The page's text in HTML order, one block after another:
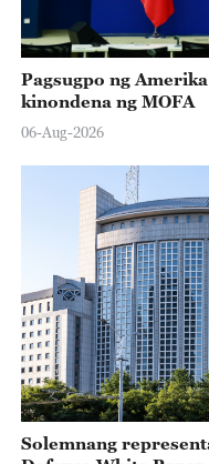
Pagsugpo ng
kinondena ng MOFA
06-Aug-2026
Solemnang